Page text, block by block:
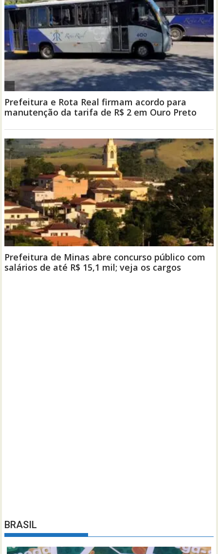
BRASIL